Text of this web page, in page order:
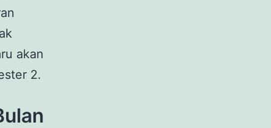
akan
2.